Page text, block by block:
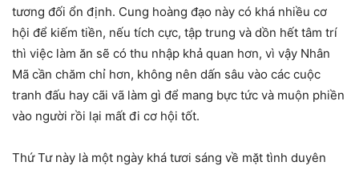
tương đối ổn định. Cung hoàng đạo này có khá nhiều cơ
hội để kiếm tiền, nếu tích cực, tập trung và dồn hết tâm trí
thì việc làm ăn sẽ có thu nhập khả quan hơn, vì vậy Nhân
Mã cần chăm chỉ hơn, không nên dấn sâu vào các cuộc
tranh đấu hay cãi vã làm gì để mang bực tức và muộn phiền
vào người rồi lại mất đi cơ hội tốt.
Thứ Tư này là một ngày khá tươi sáng về mặt tình duyên